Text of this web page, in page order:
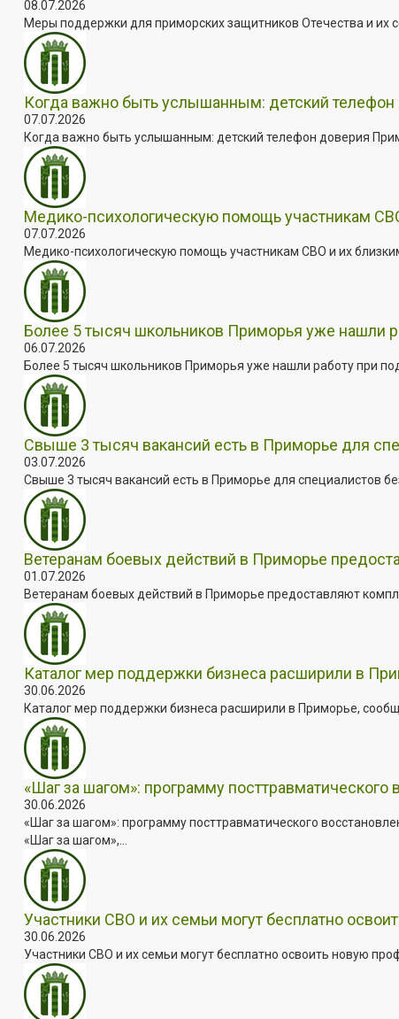
08.07.2026
Меры поддержки для приморских защитников Отечества и их
Когда важно быть услышанным: детский
07.07.2026
Когда важно быть услышанным: детский телефон доверия
Медико-психологическую помощь участникам
07.07.2026
Медико-психологическую помощь участникам СВО и их
Более 5 тысяч школьников Приморья уже нашли
06.07.2026
Более 5 тысяч школьников Приморья уже нашли работу при
Свыше 3 тысяч вакансий есть в Приморье для
03.07.2026
Свыше 3 тысяч вакансий есть в Приморье для специалистов
Ветеранам боевых действий в Приморье
01.07.2026
Ветеранам боевых действий в Приморье предоставляют
Каталог мер поддержки бизнеса расширили в
30.06.2026
Каталог мер поддержки бизнеса расширили в Приморье,
«Шаг за шагом»: программу
30.06.2026
«Шаг за шагом»: программу посттравматического
«Шаг за шагом»,...
Участники СВО и их семьи могут бесплатно
30.06.2026
Участники СВО и их семьи могут бесплатно освоить новую